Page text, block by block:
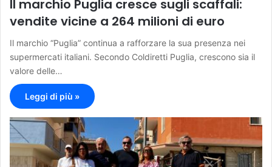
Il marchio Puglia cresce sugli scaffali:
vendite vicine a 264 milioni di euro
Il marchio “Puglia” continua a rafforzare la sua presenza nei
supermercati italiani. Secondo Coldiretti Puglia, crescono sia il
valore delle…
Leggi di più »